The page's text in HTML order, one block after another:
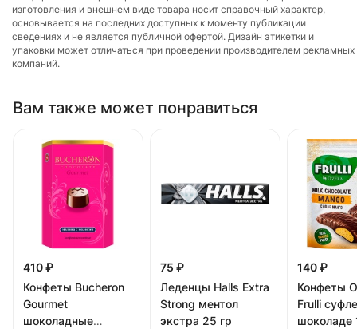
изготовления и внешнем виде товара носит справочный характер,
основывается на последних доступных к моменту публикации
сведениях и не является публичной офертой. Дизайн этикетки и
упаковки может отличаться при проведении производителем рекламных
компаний.
Вам также может понравиться
410 ₽
Конфеты Bucheron
Gourmet
шоколадные
75 ₽
Леденцы Halls Extra
Strong ментол
экстра 25 гр
140 ₽
Конфеты
Frulli
шоколаде